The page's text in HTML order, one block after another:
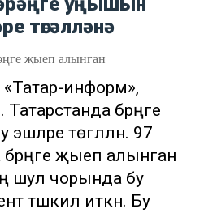
төгәлләнә
җыеп алынган
«Татар-информ»,
бәрәңге
төгәлләнә. 97
җыеп алынган
шул чорында бу
тәшкил иткән. Бу